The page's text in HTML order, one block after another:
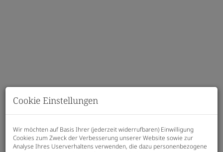
Cookie Einstellungen
Wir möchten auf Basis Ihrer (jederzeit widerrufbaren) Einwilligung
Cookies zum Zweck der Verbesserung unserer Website sowie zur
Analyse Ihres Userverhaltens verwenden, die dazu personenbezogene